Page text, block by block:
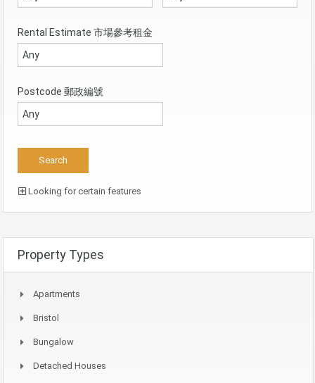
Rental Estimate 市場參考租金
Postcode 郵政編號
Looking for certain features
Property Types
Apartments
Bristol
Bungalow
Detached Houses